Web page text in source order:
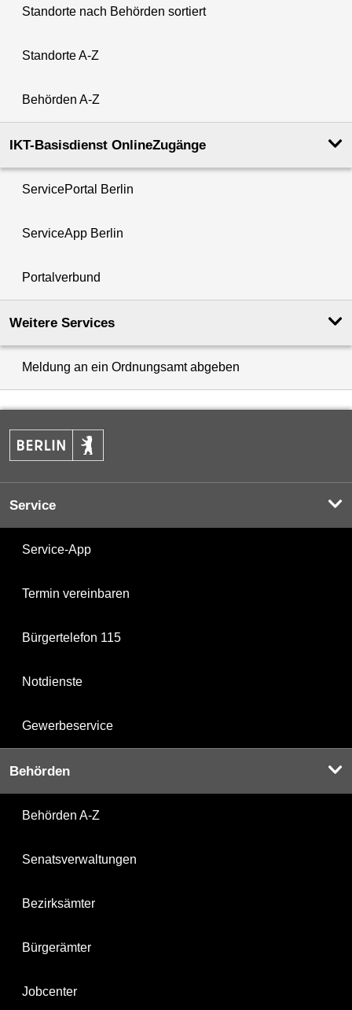
Standorte nach Behörden sortiert
Standorte A-Z
Behörden A-Z
IKT-Basisdienst OnlineZugänge
ServicePortal Berlin
ServiceApp Berlin
Portalverbund
Weitere Services
Meldung an ein Ordnungsamt abgeben
Service
Service-App
Termin vereinbaren
Bürgertelefon 115
Notdienste
Gewerbeservice
Behörden
Behörden A-Z
Senatsverwaltungen
Bezirksämter
Bürgerämter
Jobcenter